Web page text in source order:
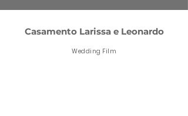
Casamento Larissa e Leonardo
Wedding Film